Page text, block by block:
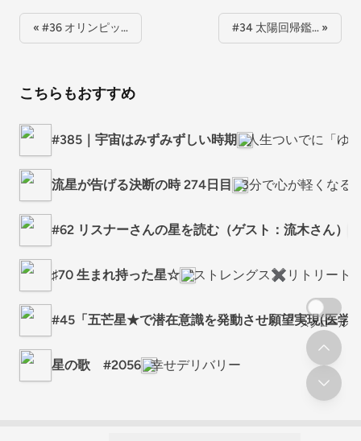
« #36 オリンピッ… #34 太陽回帰鑑… »
こちらもおすすめ
#385｜宇宙はみずみずしい時期 人生ついでに「ゆ
流星が告げる決断の時 274日目 3分で心が軽くなる
#62 リスナーさんの星を読む（ゲスト：流木さん）
♯70 生まれ持った星☆ "ストレングス✖️リトリート"
#45「五芒星★で潜在意識を発動させ願望実現(医学
星の歌 #2056 幸せデリバリー
スクロール